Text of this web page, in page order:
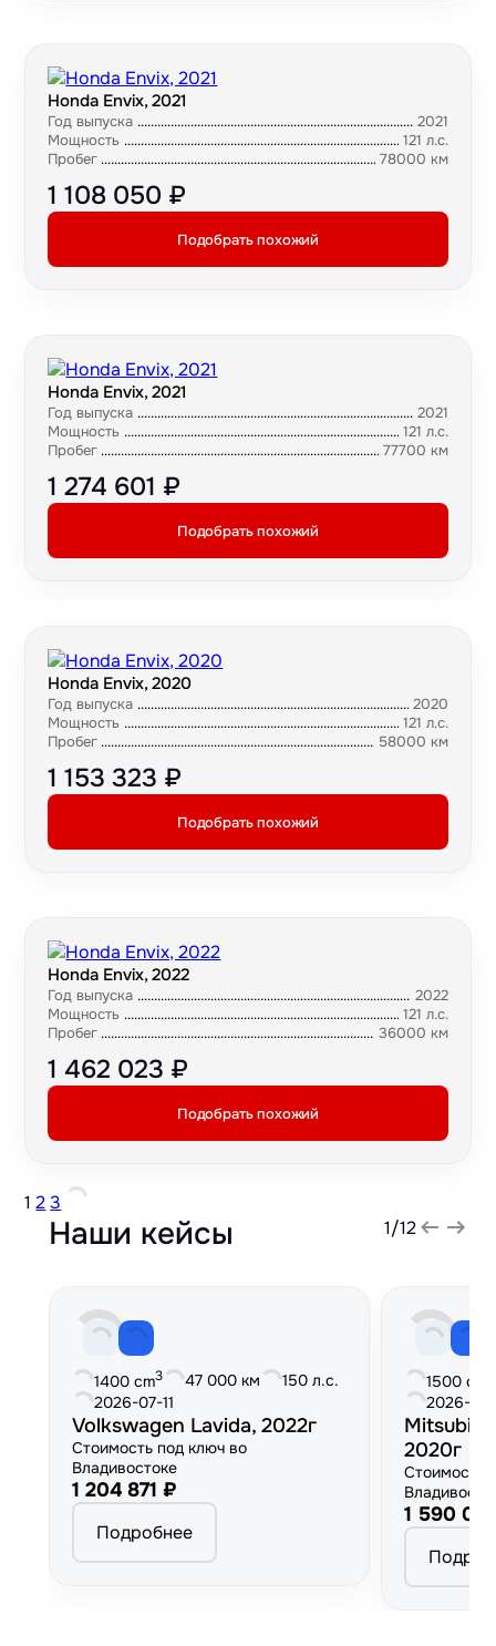
Honda Envix, 2021
Год выпуска
2021
Мощность
121 л.с.
Пробег
78000 км
1 108 050 ₽
Подобрать похожий
Honda Envix, 2021
Год выпуска
2021
Мощность
121 л.с.
Пробег
77700 км
1 274 601 ₽
Подобрать похожий
Honda Envix, 2020
Год выпуска
2020
Мощность
121 л.с.
Пробег
58000 км
1 153 323 ₽
Подобрать похожий
Honda Envix, 2022
Год выпуска
2022
Мощность
121 л.с.
Пробег
36000 км
1 462 023 ₽
Подобрать похожий
1 2 3
Наши кейсы 1/12
1400 cm3 47 000 км
150 л.с.
2026-07-11
Volkswagen Lavida, 2022г
Стоимость под ключ во
Владивостоке
1 204 871 ₽
Подробнее
1500 cm
2026-
2020г
Стоимость
1 590